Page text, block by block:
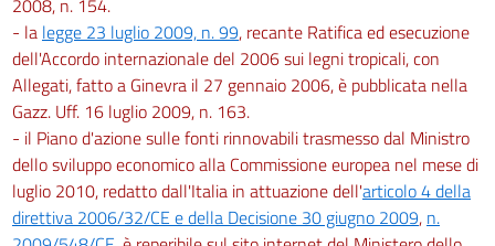
2008, n. 154.
- la legge 23 luglio 2009, n. 99, recante Ratifica ed esecuzione
dell'Accordo internazionale del 2006 sui legni tropicali, con
Allegati, fatto a Ginevra il 27 gennaio 2006, è pubblicata nella
Gazz. Uff. 16 luglio 2009, n. 163.
- il Piano d'azione sulle fonti rinnovabili trasmesso dal Ministro
dello sviluppo economico alla Commissione europea nel mese di
luglio 2010, redatto dall'Italia in attuazione dell'articolo 4 della
direttiva 2006/32/CE e della Decisione 30 giugno 2009, n.